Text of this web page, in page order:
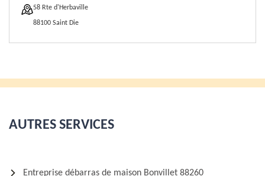
58 Rte d'Herbaville
88100 Saint Die
AUTRES SERVICES
Entreprise débarras de maison Bonvillet 88260